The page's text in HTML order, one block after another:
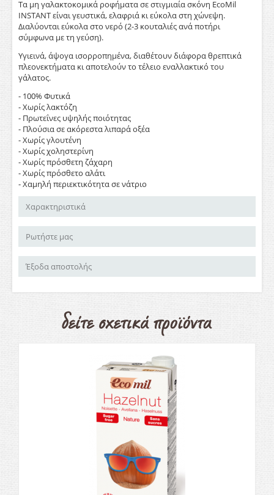
Τα μη γαλακτοκομικά ροφήματα σε στιγμιαία σκόνη EcoMil
INSTANT είναι γευστικά, ελαφριά κι εύκολα στη χώνεψη.
Διαλύονται εύκολα στο νερό (2-3 κουταλιές ανά ποτήρι
σύμφωνα με τη γεύση).
Υγιεινά, άψογα ισορροπημένα, διαθέτουν διάφορα θρεπτικά
πλεονεκτήματα κι αποτελούν το τέλειο εναλλακτικό του
γάλατος.
- 100% Φυτικά
- Χωρίς λακτόζη
- Πρωτεΐνες υψηλής ποιότητας
- Πλούσια σε ακόρεστα λιπαρά οξέα
- Χωρίς γλουτένη
- Χωρίς χοληστερίνη
- Χωρίς πρόσθετη ζάχαρη
- Χωρίς πρόσθετο αλάτι
- Χαμηλή περιεκτικότητα σε νάτριο
Χαρακτηριστικά
Ρωτήστε μας
Έξοδα αποστολής